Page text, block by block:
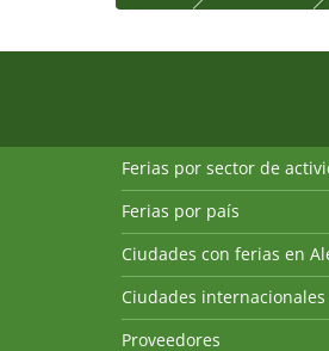
Ferias por sector de
Ferias por país
Ciudades con ferias en
Ciudades
Proveedores